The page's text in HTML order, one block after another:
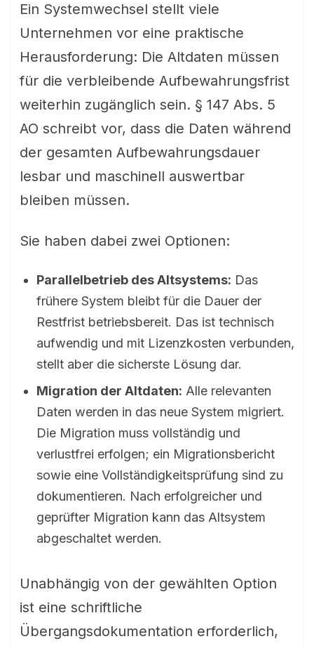
Ein Systemwechsel stellt viele
Unternehmen vor eine praktische
Herausforderung: Die Altdaten müssen
für die verbleibende Aufbewahrungsfrist
weiterhin zugänglich sein. § 147 Abs. 5
AO schreibt vor, dass die Daten während
der gesamten Aufbewahrungsdauer
lesbar und maschinell auswertbar
bleiben müssen.
Sie haben dabei zwei Optionen:
Parallelbetrieb des Altsystems: Das
frühere System bleibt für die Dauer der
Restfrist betriebsbereit. Das ist technisch
aufwendig und mit Lizenzkosten verbunden,
stellt aber die sicherste Lösung dar.
Migration der Altdaten: Alle relevanten
Daten werden in das neue System migriert.
Die Migration muss vollständig und
verlustfrei erfolgen; ein Migrationsbericht
sowie eine Vollständigkeitsprüfung sind zu
dokumentieren. Nach erfolgreicher und
geprüfter Migration kann das Altsystem
abgeschaltet werden.
Unabhängig von der gewählten Option
ist eine schriftliche
Übergangsdokumentation erforderlich,